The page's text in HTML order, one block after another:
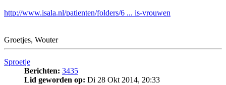
http://www.isala.nl/patienten/folders/6 ... is-vrouwen
Groetjes, Wouter
Sproetje
Berichten: 3435
Lid geworden op: Di 28 Okt 2014, 20:33